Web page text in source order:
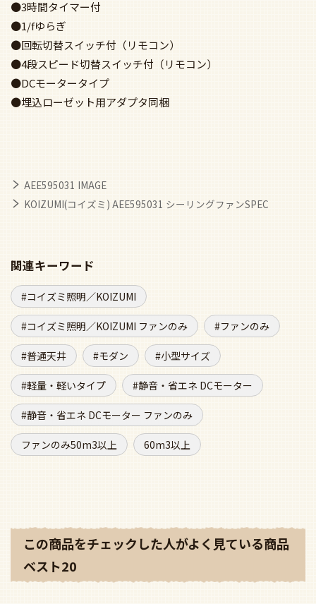
●3時間タイマー付
●1/fゆらぎ
●回転切替スイッチ付（リモコン）
●4段スピード切替スイッチ付（リモコン）
●DCモータータイプ
●埋込ローゼット用アダプタ同梱
AEE595031 IMAGE
KOIZUMI(コイズミ) AEE595031 シーリングファンSPEC
関連キーワード
コイズミ照明／KOIZUMI
コイズミ照明／KOIZUMI ファンのみ ファンのみ
普通天井 モダン 小型サイズ
軽量・軽いタイプ 静音・省エネ DCモーター
静音・省エネ DCモーター ファンのみ
ファンのみ50m3以上 60m3以上
この商品をチェックした人がよく見ている商品
ベスト20